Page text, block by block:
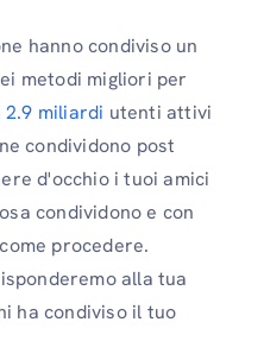
hanno condiviso un
metodi migliori per
2.9 miliardi utenti attivi
condividono post
d'occhio i tuoi amici
condividono e con
procedere.
alla tua
ha condiviso il tuo